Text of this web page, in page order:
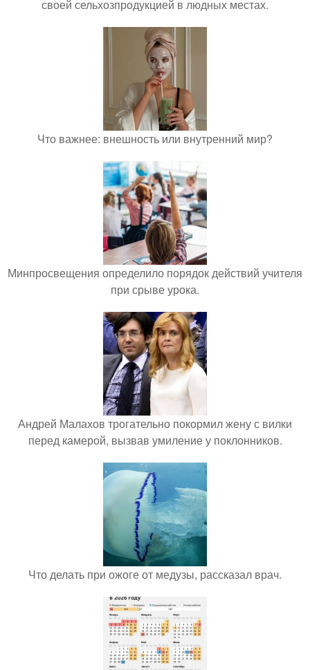
своей сельхозпродукцией в людных местах.
Что важнее: внешность или внутренний мир?
Минпросвещения определило порядок действий учителя
при срыве урока.
Андрей Малахов трогательно покормил жену с вилки
перед камерой, вызвав умиление у поклонников.
Что делать при ожоге от медузы, рассказал врач.